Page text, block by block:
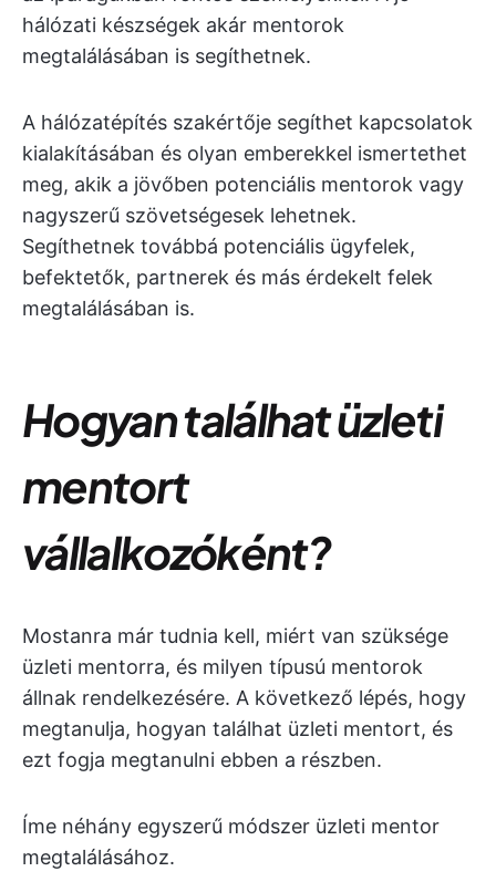
hálózati készségek akár mentorok
megtalálásában is segíthetnek.
A hálózatépítés szakértője segíthet kapcsolatok
kialakításában és olyan emberekkel ismertethet
meg, akik a jövőben potenciális mentorok vagy
nagyszerű szövetségesek lehetnek.
Segíthetnek továbbá potenciális ügyfelek,
befektetők, partnerek és más érdekelt felek
megtalálásában is.
Hogyan találhat üzleti
mentort
vállalkozóként?
Mostanra már tudnia kell, miért van szüksége
üzleti mentorra, és milyen típusú mentorok
állnak rendelkezésére. A következő lépés, hogy
megtanulja, hogyan találhat üzleti mentort, és
ezt fogja megtanulni ebben a részben.
Íme néhány egyszerű módszer üzleti mentor
megtalálásához.